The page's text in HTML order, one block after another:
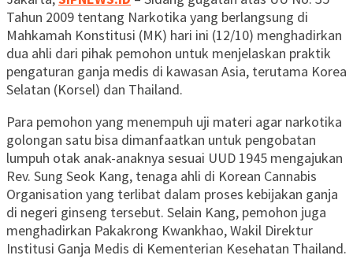
Tahun 2009 tentang Narkotika yang berlangsung di
Mahkamah Konstitusi (MK) hari ini (12/10) menghadirkan
dua ahli dari pihak pemohon untuk menjelaskan praktik
pengaturan ganja medis di kawasan Asia, terutama Korea
Selatan (Korsel) dan Thailand.
Para pemohon yang menempuh uji materi agar narkotika
golongan satu bisa dimanfaatkan untuk pengobatan
lumpuh otak anak-anaknya sesuai UUD 1945 mengajukan
Rev. Sung Seok Kang, tenaga ahli di Korean Cannabis
Organisation yang terlibat dalam proses kebijakan ganja
di negeri ginseng tersebut. Selain Kang, pemohon juga
menghadirkan Pakakrong Kwankhao, Wakil Direktur
Institusi Ganja Medis di Kementerian Kesehatan Thailand.